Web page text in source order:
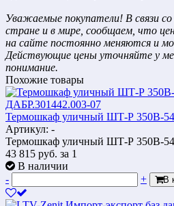
Уважаемые покупатели! В связи
стране и в мире, сообщаем, что
на сайте постоянно меняются и
Действующие цены уточняйте у
понимание.
Похожие товары
Термошкаф уличный ШТ-Р 350В-
Артикул: -
Термошкаф уличный ШТ-Р 350В-
43 815 руб. за 1
В наличии
-
+ В